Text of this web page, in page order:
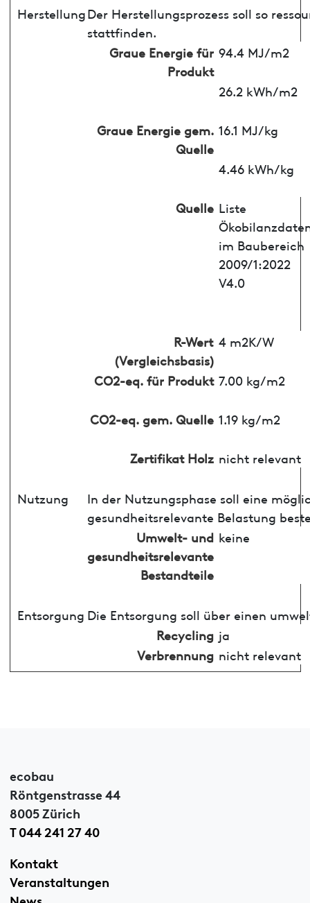
HerstellungDer Herstellungsprozess soll so
stattfinden.
Graue Energie für
Produkt
94.4 MJ/m2
26.2 kWh/m2
Graue Energie gem.
Quelle
16.1 MJ/kg
4.46 kWh/kg
Quelle Liste
im Baubereich
2009/1:2022
V4.0
R-Wert
(Vergleichsbasis)
4 m2K/W
CO2-eq. für Produkt 7.00 kg/m2
CO2-eq. gem. Quelle 1.19 kg/m2
Zertifikat Holz nicht relevant
Nutzung
In der Nutzungsphase soll eine
gesundheitsrelevante Belastung
Umwelt- und
gesundheitsrelevante
Bestandteile
keine
Entsorgung Die Entsorgung soll über einen
Recycling ja
Verbrennung nicht relevant
ecobau
Röntgenstrasse 44
8005 Zürich
T 044 241 27 40
Kontakt
Veranstaltungen
News